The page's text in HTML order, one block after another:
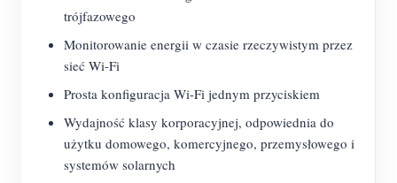
trójfazowego
Monitorowanie energii w czasie rzeczywistym przez
sieć Wi-Fi
Prosta konfiguracja Wi-Fi jednym przyciskiem
Wydajność klasy korporacyjnej, odpowiednia do
użytku domowego, komercyjnego, przemysłowego i
systemów solarnych